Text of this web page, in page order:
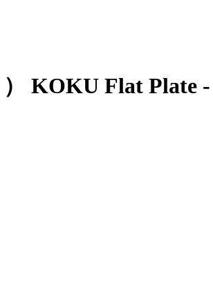
KOKU Flat Plate